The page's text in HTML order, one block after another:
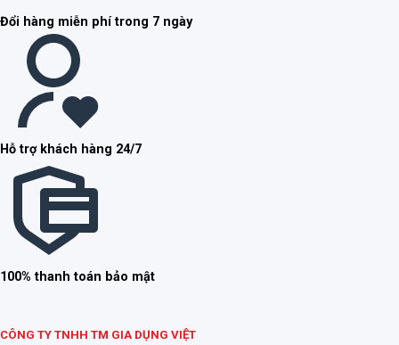
Đổi hàng miễn phí trong 7 ngày
Hỗ trợ khách hàng 24/7
100% thanh toán bảo mật
CÔNG TY TNHH TM GIA DỤNG VIỆT